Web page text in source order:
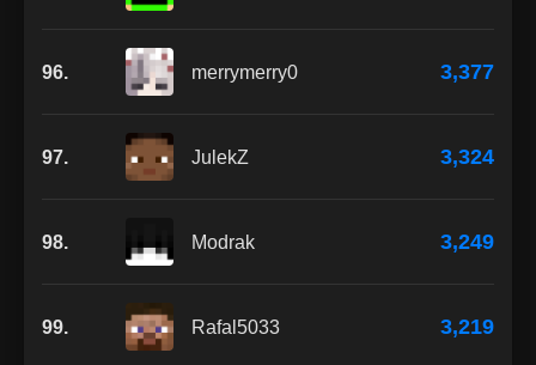
96. merrymerry0 3,377
97. JulekZ 3,324
98. Modrak 3,249
99. Rafal5033 3,219